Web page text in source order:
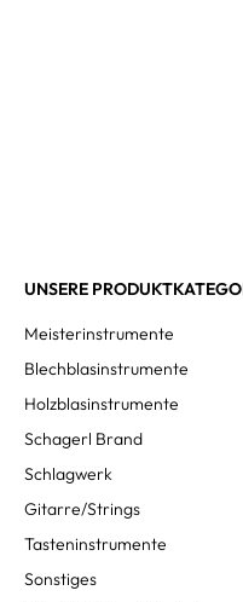
UNSERE
Meisterinstrumente
Blechblasinstrumente
Holzblasinstrumente
Schagerl Brand
Schlagwerk
Gitarre/Strings
Tasteninstrumente
Sonstiges